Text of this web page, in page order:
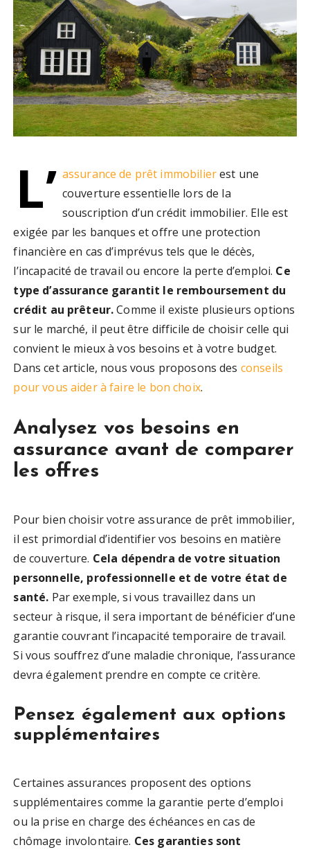
L’ assurance de prêt immobilierest une
couverture essentielle lors de la
souscription d’un crédit immobilier. Elle est
exigée par les banques et offre une protection
financière en cas d’imprévus tels que le décès,
l’incapacité de travail ou encore la perte d’emploi. Ce
type d’assurance garantit le remboursement du
crédit au prêteur.Comme il existe plusieurs options
sur le marché, il peut être difficile de choisir celle qui
convient le mieux à vos besoins et à votre budget.
Dans cet article, nous vous proposons des conseils
pour vous aider à faire le bon choix.
Analysez vos besoins en
assurance avant de comparer
les offres
Pour bien choisir votre assurance de prêt immobilier,
il est primordial d’identifier vos besoins en matière
de couverture. Cela dépendra de votre situation
personnelle, professionnelle et de votre état de
santé. Par exemple, si vous travaillez dans un
secteur à risque, il sera important de bénéficier d’une
garantie couvrant l’incapacité temporaire de travail.
Si vous souffrez d’une maladie chronique, l’assurance
devra également prendre en compte ce critère.
Pensez également aux options
supplémentaires
Certaines assurances proposent des options
supplémentaires comme la garantie perte d’emploi
ou la prise en charge des échéances en cas de
chômage involontaire. Ces garanties sont